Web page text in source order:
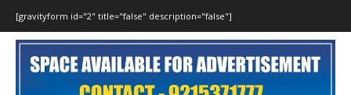
[gravityform id="2" title="false" description="false"]